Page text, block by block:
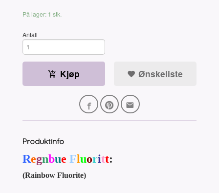
På lager: 1 stk.
Antall
Kjøp Ønskeliste
Produktinfo
Regnbue Fluoritt:
(Rainbow Fluorite)